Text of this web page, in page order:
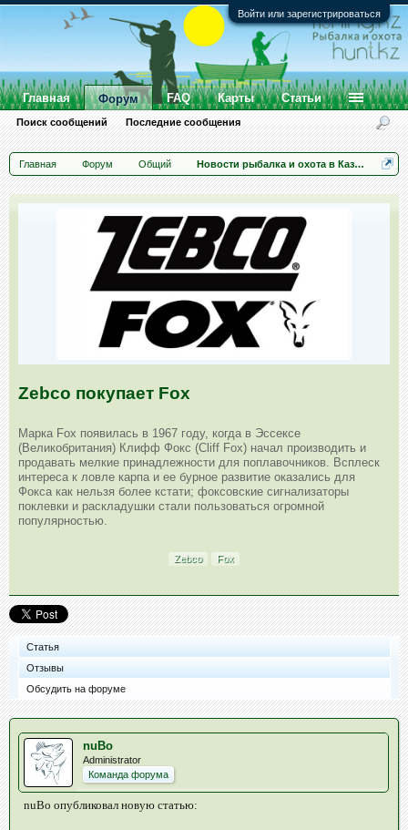
Войти или зарегистрироваться
Главная Форум Общий Новости рыбалка и охота в Казахстане
Zebco покупает Fox
Марка Fox появилась в 1967 году, когда в Эссексе
(Великобритания) Клифф Фокс (Cliff Fox) начал производить и
продавать мелкие принадлежности для поплавочников. Всплеск
интереса к ловле карпа и ее бурное развитие оказались для
Фокса как нельзя более кстати; фоксовские сигнализаторы
поклевки и раскладушки стали пользоваться огромной
популярностью.
Zebco Fox
Статья
Отзывы
Обсудить на форуме
nuBo
Administrator
Команда форума
nuBo опубликовал новую статью:
Главная Форум
Поиск сообщений Последние сообщения
FAQ Карты Статьи